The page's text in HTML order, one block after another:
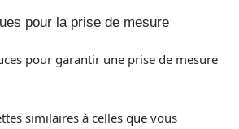
pour la prise de mesure
pour garantir une prise de mesure
similaires à celles que vous